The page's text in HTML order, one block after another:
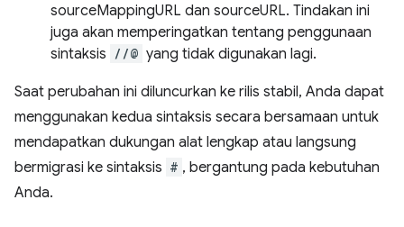
sourceMappingURL dan sourceURL. Tindakan ini
juga akan memperingatkan tentang penggunaan
sintaksis //@ yang tidak digunakan lagi.
Saat perubahan ini diluncurkan ke rilis stabil, Anda dapat
menggunakan kedua sintaksis secara bersamaan untuk
mendapatkan dukungan alat lengkap atau langsung
bermigrasi ke sintaksis # , bergantung pada kebutuhan
Anda.